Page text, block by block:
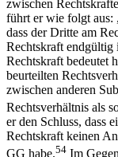
zwischen
führt er wie folgt aus:
dass der Dritte am
Rechtskraft
Rechtskraft bedeutet
beurteilten
zwischen anderen
Rechtsverhältnis als
er den Schluss, dass
Rechtskraft keinen
GG habe.54 Im